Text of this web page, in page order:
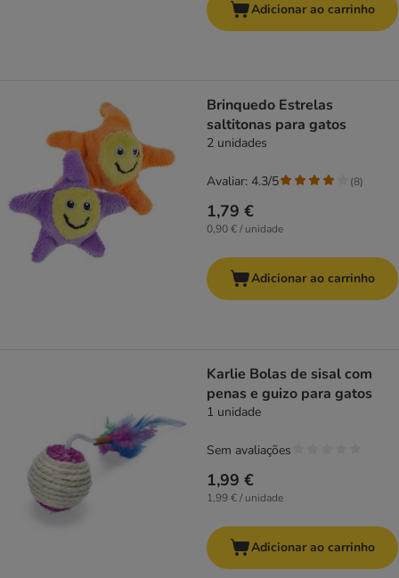
Adicionar ao carrinho
Brinquedo Estrelas
saltitonas para gatos
2 unidades
1,79 €
0,90 € / unidade
Avaliar: 4.3/5 (8)
Adicionar ao carrinho
Karlie Bolas de sisal com
penas e guizo para gatos
1 unidade
1,99 €
1,99 € / unidade
Sem avaliações
Adicionar ao carrinho